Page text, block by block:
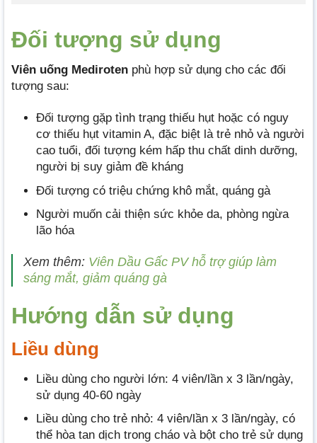
Đối tượng sử dụng
Viên uống Mediroten phù hợp sử dụng cho các đối
tượng sau:
Đối tượng gặp tình trạng thiếu hụt hoặc có nguy
cơ thiếu hụt vitamin A, đặc biệt là trẻ nhỏ và người
cao tuổi, đối tượng kém hấp thu chất dinh dưỡng,
người bị suy giảm đề kháng
Đối tượng có triệu chứng khô mắt, quáng gà
Người muốn cải thiện sức khỏe da, phòng ngừa
lão hóa
Xem thêm: Viên Dầu Gấc PV hỗ trợ giúp làm
sáng mắt, giảm quáng gà
Hướng dẫn sử dụng
Liều dùng
Liều dùng cho người lớn: 4 viên/lần x 3 lần/ngày,
sử dụng 40-60 ngày
Liều dùng cho trẻ nhỏ: 4 viên/lần x 3 lần/ngày, có
thể hòa tan dịch trong cháo và bột cho trẻ sử dụng